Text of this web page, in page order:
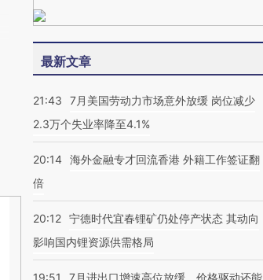
最新文章
21:43
7月美国劳动力市场意外放缓 岗位减少
2.3万个失业率降至4.1%
20:14 海外金融专才回流香港 外籍工作签证翻
倍
20:12 宁德时代宜春锂矿仍处停产状态 其动向
影响国内锂资源供需格局
19:51
7月进出口增速高位放缓，价格驱动还能